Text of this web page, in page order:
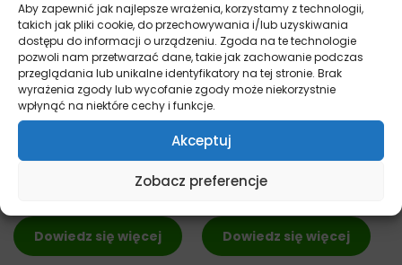
Aby zapewnić jak najlepsze wrażenia, korzystamy z technologii,
takich jak pliki cookie, do przechowywania i/lub uzyskiwania
dostępu do informacji o urządzeniu. Zgoda na te technologie
pozwoli nam przetwarzać dane, takie jak zachowanie podczas
przeglądania lub unikalne identyfikatory na tej stronie. Brak
wyrażenia zgody lub wycofanie zgody może niekorzystnie
wpłynąć na niektóre cechy i funkcje.
Akceptuj
Zobacz preferencje
VetExpert 4T
Dermatosis Salmon
dla psa 400g
Dowiedz się więcej
Hypoallergenic –
400g
Dowiedz się więcej